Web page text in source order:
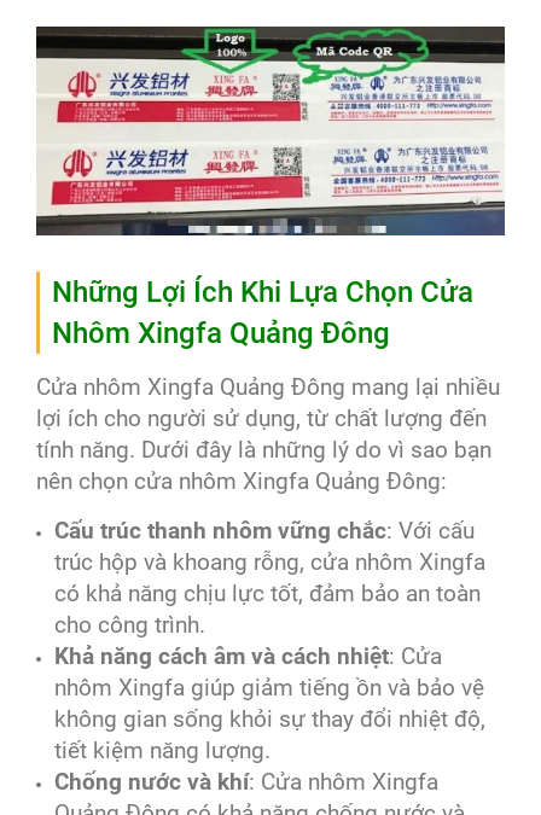
Những Lợi Ích Khi Lựa Chọn Cửa
Nhôm Xingfa Quảng Đông
Cửa nhôm Xingfa Quảng Đông mang lại nhiều
lợi ích cho người sử dụng, từ chất lượng đến
tính năng. Dưới đây là những lý do vì sao bạn
nên chọn cửa nhôm Xingfa Quảng Đông:
Cấu trúc thanh nhôm vững chắc: Với cấu
trúc hộp và khoang rỗng, cửa nhôm Xingfa
có khả năng chịu lực tốt, đảm bảo an toàn
cho công trình.
Khả năng cách âm và cách nhiệt: Cửa
nhôm Xingfa giúp giảm tiếng ồn và bảo vệ
không gian sống khỏi sự thay đổi nhiệt độ,
tiết kiệm năng lượng.
Chống nước và khí: Cửa nhôm Xingfa